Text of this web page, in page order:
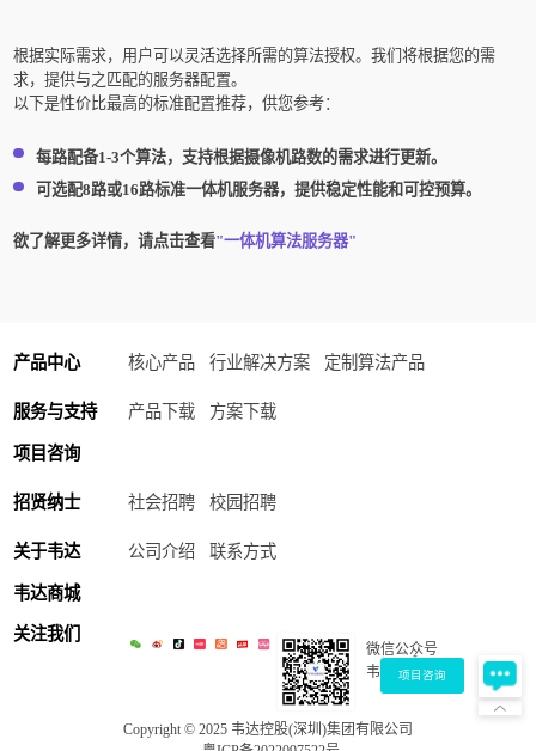
根据实际需求，用户可以灵活选择所需的算法授权。我们将根据您的需
求，提供与之匹配的服务器配置。
以下是性价比最高的标准配置推荐，供您参考：
每路配备1-3个算法，支持根据摄像机路数的需求进行更新。
可选配8路或16路标准一体机服务器，提供稳定性能和可控预算。
欲了解更多详情，请点击查看"一体机算法服务器"
产品中心 核心产品 行业解决方案 定制算法产品
服务与支持 产品下载 方案下载
项目咨询
招贤纳士 社会招聘 校园招聘
关于韦达 公司介绍 联系方式
韦达商城
关注我们
微信公众号
韦达 Ai
+
Copyright © 2025 韦达控股(深圳)集团有限公司
项目咨询